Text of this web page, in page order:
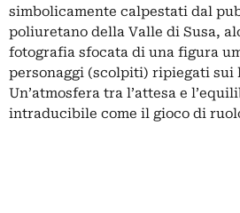
simbolicamente calpestati dal
poliuretano della Valle di Susa,
fotografia sfocata di una figura
personaggi (scolpiti) ripiegati sui
Un’atmosfera tra l’attesa e
intraducibile come il gioco di